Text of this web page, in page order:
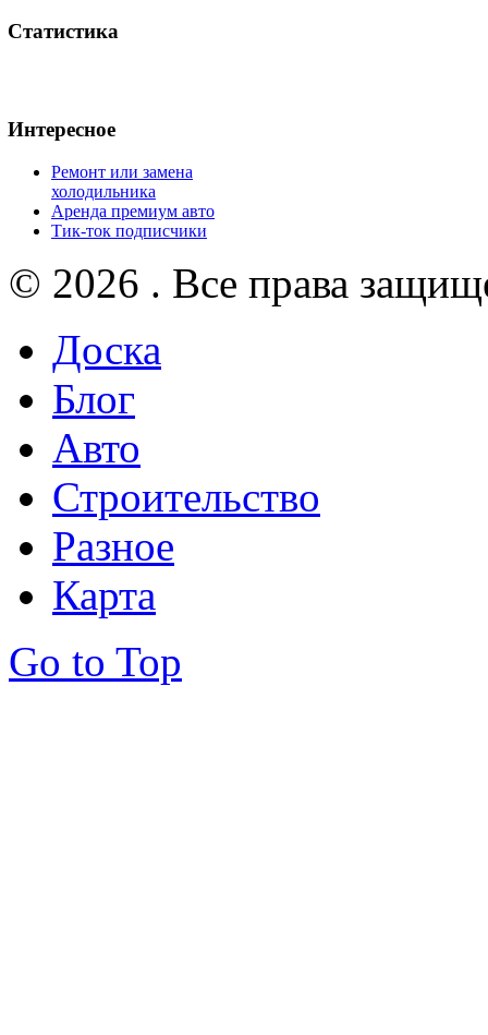
Статистика
Интересное
Ремонт или замена
холодильника
Аренда премиум авто
Тик-ток подписчики
© 2026 . Все права
Доска
Блог
Авто
Строительство
Разное
Карта
Go to Top